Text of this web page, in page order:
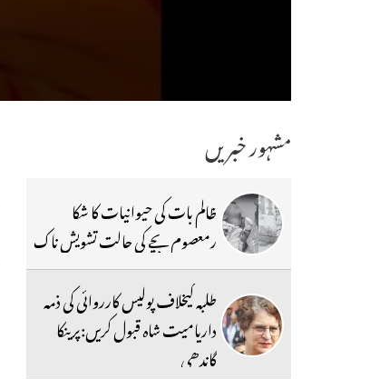
مشہور خبریں
ظالم بات کی حیوانیات کا شکا
رمعصوم بچے کی حالت تشویش ناک
طلبہ کیخلاف پولیس کارروائی کی ذمہ
داریامیت شاہ قبول کریں:پرینکا
گاندھی